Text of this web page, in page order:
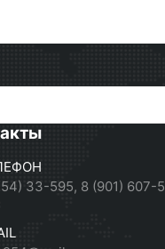
33-595, 8 (901) 607-